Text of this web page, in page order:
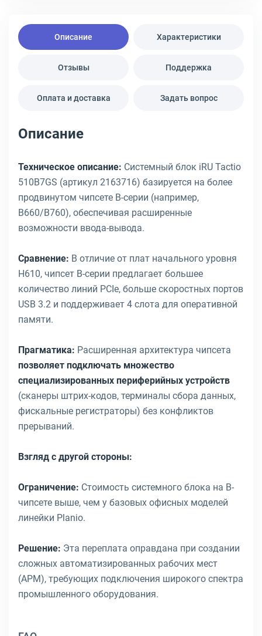
Описание Характеристики
Отзывы Поддержка
Оплата и доставка Задать вопрос
Описание
Техническое описание: Системный блок iRU Tactio
510B7GS (артикул 2163716) базируется на более
продвинутом чипсете B-серии (например,
B660/B760), обеспечивая расширенные
возможности ввода-вывода.
Сравнение: В отличие от плат начального уровня
H610, чипсет B-серии предлагает большее
количество линий PCIe, больше скоростных портов
USB 3.2 и поддерживает 4 слота для оперативной
памяти.
Прагматика: Расширенная архитектура чипсета
позволяет подключать множество
специализированных периферийных устройств
(сканеры штрих-кодов, терминалы сбора данных,
фискальные регистраторы) без конфликтов
прерываний.
Взгляд с другой стороны:
Ограничение: Стоимость системного блока на B-
чипсете выше, чем у базовых офисных моделей
линейки Planio.
Решение: Эта переплата оправдана при создании
сложных автоматизированных рабочих мест
(АРМ), требующих подключения широкого спектра
промышленного оборудования.